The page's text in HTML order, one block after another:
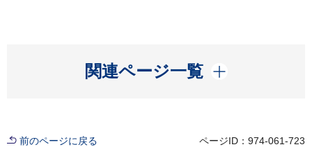
関連ページ一覧
開く
前のページに戻る ページID：974-061-723